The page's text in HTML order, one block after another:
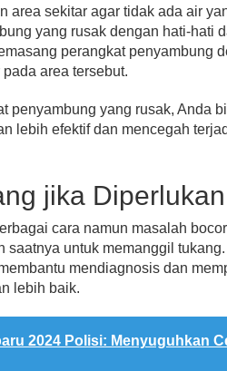
area sekitar agar tidak ada air
yang rusak dengan hati-hati
perangkat penyambung
area tersebut.
penyambung yang rusak, Anda
lebih efektif dan mencegah
jika Diperlukan
cara namun masalah
saatnya untuk memanggil
mendiagnosis dan
lebih baik.
2024 Polisi: Menyuguhkan